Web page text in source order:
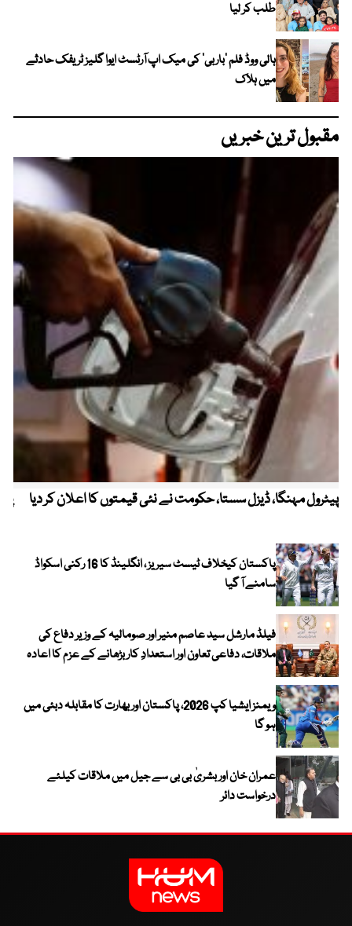
طلب کر لیا
ہالی ووڈ فلم ’باربی‘ کی میک اپ آرٹسٹ ایوا گلیز ٹریفک حادثے
میں ہلاک
مقبول ترین خبریں
پیٹرول مہنگا، ڈیزل سستا، حکومت نے نئی قیمتوں کا اعلان کر دیا
پاکستان کیخلاف ٹیسٹ سیریز ، انگلینڈ کا 16 رکنی اسکواڈ
سامنے آ گیا
فیلڈ مارشل سید عاصم منیر اور صومالیہ کے وزیر دفاع کی
ملاقات، دفاعی تعاون اور استعدادِ کار بڑھانے کے عزم کا اعادہ
ویمنز ایشیا کپ 2026، پاکستان اور بھارت کا مقابلہ دبئی میں
ہو گا
عمران خان اور بشریٰ بی بی سے جیل میں ملاقات کیلئے
درخواست دائر